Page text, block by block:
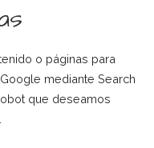
o páginas para
mediante Search
que deseamos